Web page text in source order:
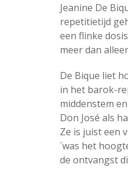
Jeanine De
repetitietijd
een flinke
meer dan
De Bique liet
in het barok-
middenstem
Don José als
Ze is juist een
´was het
de ontvangst